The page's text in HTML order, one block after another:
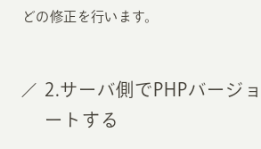
どの修正を行います。
2.サーバ側でPHPバージ
ートする